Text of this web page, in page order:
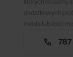
których możemy
dodatkowych
mebla lub ilość
787